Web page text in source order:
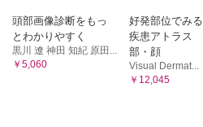
頭部画像診断をもっ
とわかりやすく
黒川 遼 神田 知紀 原田...
￥5,060
好発部位でみ
疾患アトラス
部・顔
Visual Dermat...
￥12,045